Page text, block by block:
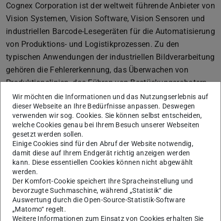
Cognex Corporation ist der weltweit führende Anbieter von
Vision Systemen, Vision Software, Vision Sensoren und
industriellen Barcode-Lesegeräten für die Automatisierung
von Produktions- und Logistikprozessen. Zu den
typischen Anwendungen der industriellen Bildverarbeitung
gehören die Fehlererkennung, das Überwachen von
Produktionslinien, das Führen von Bestückungsrobotern
sowie das Rückverfolgen, Sortieren und Identifizieren von
Teilen.
Einsatzgebiete
Sprach- und Textverstehen/ -erkennung (z.B. Skills für
Alexa, Chatbots etc.)
Bilderkennung/Gesichtserkennung
Deep Learning
Traceability (Rückverfolgbarkeit)
Wir möchten die Informationen und das Nutzungserlebnis auf
dieser Webseite an Ihre Bedürfnisse anpassen. Deswegen
verwenden wir sog. Cookies. Sie können selbst entscheiden,
welche Cookies genau bei Ihrem Besuch unserer Webseiten
gesetzt werden sollen.
Einige Cookies sind für den Abruf der Website notwendig,
damit diese auf Ihrem Endgerät richtig anzeigen werden
kann. Diese essentiellen Cookies können nicht abgewählt
werden.
Der Komfort-Cookie speichert Ihre Spracheinstellung und
bevorzugte Suchmaschine, während „Statistik“ die
Auswertung durch die Open-Source-Statistik-Software
„Matomo“ regelt.
Weitere Informationen zum Einsatz von Cookies erhalten Sie